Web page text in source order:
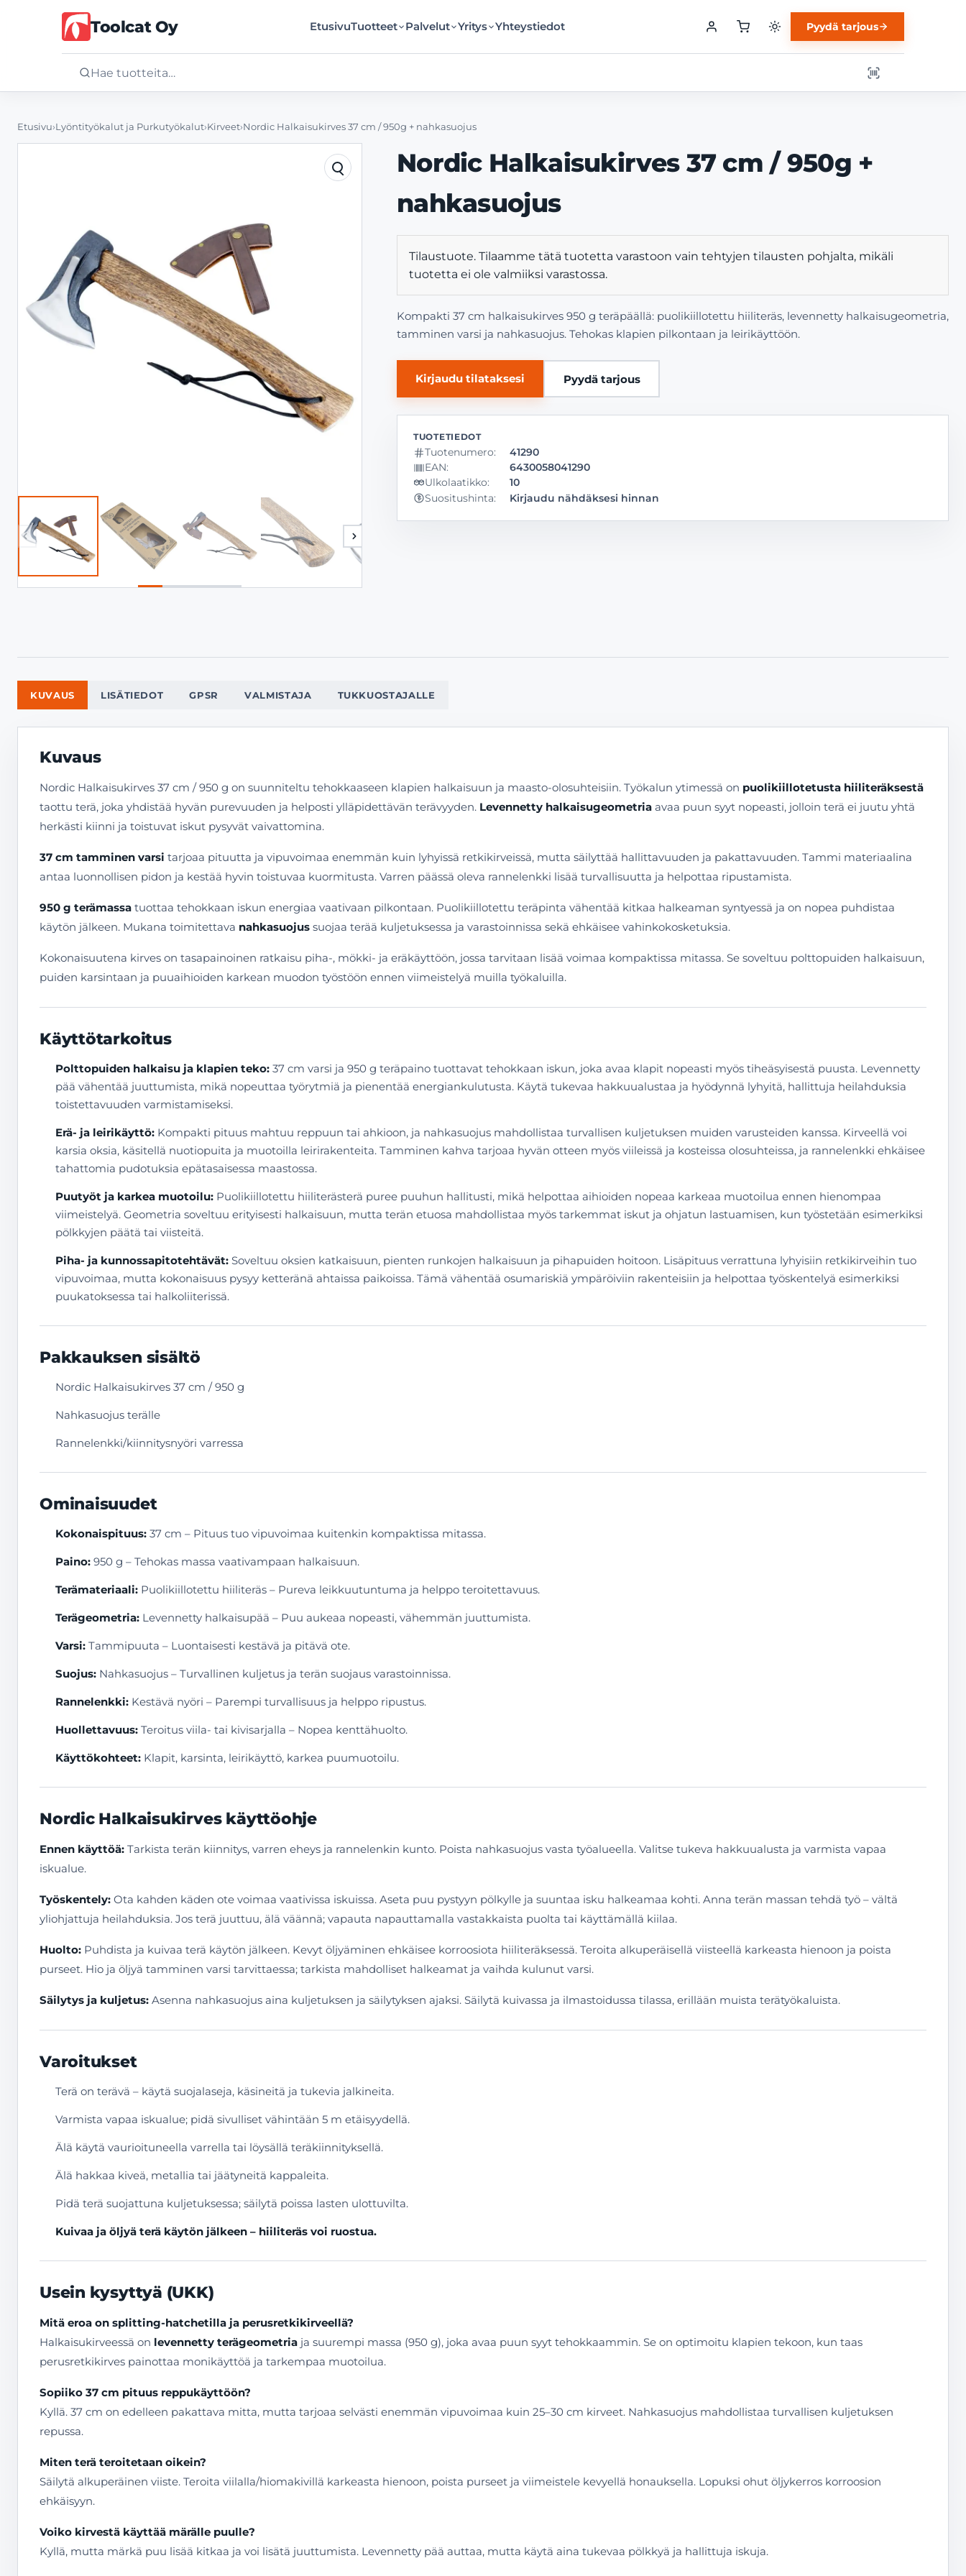
Toolcat Oy EtusivuTuotteet Palvelut Yritys Yhteystiedot Pyydä tarjous
Yritys
Yhteystiedot
Etusivu›Lyöntityökalut ja Purkutyökalut›Kirveet›Nordic Halkaisukirves 37 cm / 950g + nahkasuojus
Nordic Halkaisukirves 37 cm / 950g +
nahkasuojus
Tilaustuote. Tilaamme tätä tuotetta varastoon vain tehtyjen tilausten pohjalta, mikäli
tuotetta ei ole valmiiksi varastossa.
Kompakti 37 cm halkaisukirves 950 g teräpäällä: puolikiillotettu hiiliteräs, levennetty halkaisugeometria,
tamminen varsi ja nahkasuojus. Tehokas klapien pilkontaan ja leirikäyttöön.
Kirjaudu tilataksesi Pyydä tarjous
Tuotenumero:
41290
EAN:
6430058041290
Ulkolaatikko:
10
Suositushinta:
Kirjaudu nähdäksesi hinnan
KUVAUS LISÄTIEDOT GPSR VALMISTAJA TUKKUOSTAJALLE
Kuvaus
Nordic Halkaisukirves 37 cm / 950 g on suunniteltu tehokkaaseen klapien halkaisuun ja maasto-olosuhteisiin. Työkalun ytimessä on puolikiillotetusta hiiliteräksestä
taottu terä, joka yhdistää hyvän purevuuden ja helposti ylläpidettävän terävyyden. Levennetty halkaisugeometria avaa puun syyt nopeasti, jolloin terä ei juutu yhtä
herkästi kiinni ja toistuvat iskut pysyvät vaivattomina.
37 cm tamminen varsi tarjoaa pituutta ja vipuvoimaa enemmän kuin lyhyissä retkikirveissä, mutta säilyttää hallittavuuden ja pakattavuuden. Tammi materiaalina
antaa luonnollisen pidon ja kestää hyvin toistuvaa kuormitusta. Varren päässä oleva rannelenkki lisää turvallisuutta ja helpottaa ripustamista.
950 g terämassa tuottaa tehokkaan iskun energiaa vaativaan pilkontaan. Puolikiillotettu teräpinta vähentää kitkaa halkeaman syntyessä ja on nopea puhdistaa
käytön jälkeen. Mukana toimitettava nahkasuojus suojaa terää kuljetuksessa ja varastoinnissa sekä ehkäisee vahinkokosketuksia.
Kokonaisuutena kirves on tasapainoinen ratkaisu piha-, mökki- ja eräkäyttöön, jossa tarvitaan lisää voimaa kompaktissa mitassa. Se soveltuu polttopuiden halkaisuun,
puiden karsintaan ja puuaihioiden karkean muodon työstöön ennen viimeistelyä muilla työkaluilla.
Käyttötarkoitus
Polttopuiden halkaisu ja klapien teko: 37 cm varsi ja 950 g teräpaino tuottavat tehokkaan iskun, joka avaa klapit nopeasti myös tiheäsyisestä puusta. Levennetty
pää vähentää juuttumista, mikä nopeuttaa työrytmiä ja pienentää energiankulutusta. Käytä tukevaa hakkuualustaa ja hyödynnä lyhyitä, hallittuja heilahduksia
toistettavuuden varmistamiseksi.
Erä- ja leirikäyttö: Kompakti pituus mahtuu reppuun tai ahkioon, ja nahkasuojus mahdollistaa turvallisen kuljetuksen muiden varusteiden kanssa. Kirveellä voi
karsia oksia, käsitellä nuotiopuita ja muotoilla leirirakenteita. Tamminen kahva tarjoaa hyvän otteen myös viileissä ja kosteissa olosuhteissa, ja rannelenkki ehkäisee
tahattomia pudotuksia epätasaisessa maastossa.
Puutyöt ja karkea muotoilu: Puolikiillotettu hiiliterästerä puree puuhun hallitusti, mikä helpottaa aihioiden nopeaa karkeaa muotoilua ennen hienompaa
viimeistelyä. Geometria soveltuu erityisesti halkaisuun, mutta terän etuosa mahdollistaa myös tarkemmat iskut ja ohjatun lastuamisen, kun työstetään esimerkiksi
pölkkyjen päätä tai viisteitä.
Piha- ja kunnossapitotehtävät: Soveltuu oksien katkaisuun, pienten runkojen halkaisuun ja pihapuiden hoitoon. Lisäpituus verrattuna lyhyisiin retkikirveihin tuo
vipuvoimaa, mutta kokonaisuus pysyy ketteränä ahtaissa paikoissa. Tämä vähentää osumariskiä ympäröiviin rakenteisiin ja helpottaa työskentelyä esimerkiksi
puukatoksessa tai halkoliiterissä.
Pakkauksen sisältö
Nordic Halkaisukirves 37 cm / 950 g
Nahkasuojus terälle
Rannelenkki/kiinnitysnyöri varressa
Ominaisuudet
Kokonaispituus: 37 cm – Pituus tuo vipuvoimaa kuitenkin kompaktissa mitassa.
Paino: 950 g – Tehokas massa vaativampaan halkaisuun.
Terämateriaali: Puolikiillotettu hiiliteräs – Pureva leikkuutuntuma ja helppo teroitettavuus.
Terägeometria: Levennetty halkaisupää – Puu aukeaa nopeasti, vähemmän juuttumista.
Varsi: Tammipuuta – Luontaisesti kestävä ja pitävä ote.
Suojus: Nahkasuojus – Turvallinen kuljetus ja terän suojaus varastoinnissa.
Rannelenkki: Kestävä nyöri – Parempi turvallisuus ja helppo ripustus.
Huollettavuus: Teroitus viila- tai kivisarjalla – Nopea kenttähuolto.
Käyttökohteet: Klapit, karsinta, leirikäyttö, karkea puumuotoilu.
Nordic Halkaisukirves käyttöohje
Ennen käyttöä: Tarkista terän kiinnitys, varren eheys ja rannelenkin kunto. Poista nahkasuojus vasta työalueella. Valitse tukeva hakkuualusta ja varmista vapaa
iskualue.
Työskentely: Ota kahden käden ote voimaa vaativissa iskuissa. Aseta puu pystyyn pölkylle ja suuntaa isku halkeamaa kohti. Anna terän massan tehdä työ – vältä
yliohjattuja heilahduksia. Jos terä juuttuu, älä väännä; vapauta napauttamalla vastakkaista puolta tai käyttämällä kiilaa.
Huolto: Puhdista ja kuivaa terä käytön jälkeen. Kevyt öljyäminen ehkäisee korroosiota hiiliteräksessä. Teroita alkuperäisellä viisteellä karkeasta hienoon ja poista
purseet. Hio ja öljyä tamminen varsi tarvittaessa; tarkista mahdolliset halkeamat ja vaihda kulunut varsi.
Säilytys ja kuljetus: Asenna nahkasuojus aina kuljetuksen ja säilytyksen ajaksi. Säilytä kuivassa ja ilmastoidussa tilassa, erillään muista terätyökaluista.
Varoitukset
Terä on terävä – käytä suojalaseja, käsineitä ja tukevia jalkineita.
Varmista vapaa iskualue; pidä sivulliset vähintään 5 m etäisyydellä.
Älä käytä vaurioituneella varrella tai löysällä teräkiinnityksellä.
Älä hakkaa kiveä, metallia tai jäätyneitä kappaleita.
Pidä terä suojattuna kuljetuksessa; säilytä poissa lasten ulottuvilta.
Kuivaa ja öljyä terä käytön jälkeen – hiiliteräs voi ruostua.
Usein kysyttyä (UKK)
Mitä eroa on splitting-hatchetilla ja perusretkikirveellä?
Halkaisukirveessä on levennetty terägeometria ja suurempi massa (950 g), joka avaa puun syyt tehokkaammin. Se on optimoitu klapien tekoon, kun taas
perusretkikirves painottaa monikäyttöä ja tarkempaa muotoilua.
Sopiiko 37 cm pituus reppukäyttöön?
Kyllä. 37 cm on edelleen pakattava mitta, mutta tarjoaa selvästi enemmän vipuvoimaa kuin 25–30 cm kirveet. Nahkasuojus mahdollistaa turvallisen kuljetuksen
repussa.
Miten terä teroitetaan oikein?
Säilytä alkuperäinen viiste. Teroita viilalla/hiomakivillä karkeasta hienoon, poista purseet ja viimeistele kevyellä honauksella. Lopuksi ohut öljykerros korroosion
ehkäisyyn.
Voiko kirvestä käyttää märälle puulle?
Kyllä, mutta märkä puu lisää kitkaa ja voi lisätä juuttumista. Levennetty pää auttaa, mutta käytä aina tukevaa pölkkyä ja hallittuja iskuja.